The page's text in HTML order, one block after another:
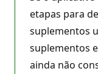
etapas para
suplementos
suplementos
ainda não